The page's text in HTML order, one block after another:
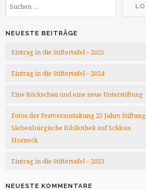
NEUESTE BEITRÄGE
Eintrag in die Stiftertafel – 2025
Eintrag in die Stiftertafel – 2024
Eine Rückschau und eine neue Unterstiftung
Fotos der Festveranstaltung 25 Jahre Stiftung
Siebenbürgische Bibliothek auf Schloss
Horneck
Eintrag in die Stiftertafel – 2023
NEUESTE KOMMENTARE